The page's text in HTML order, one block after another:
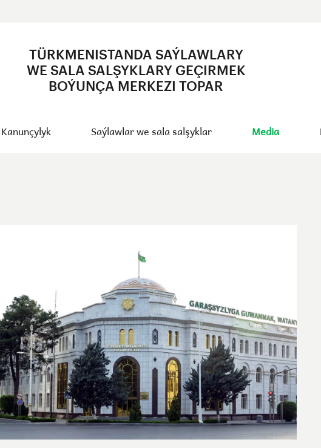
TÜRKMENISTANDA SAÝLAWLARY
WE SALA SALŞYKLARY GEÇIRMEK
BOÝUNÇA MERKEZI TOPAR
Kanunçylyk Saýlawlar we sala salşyklar Media